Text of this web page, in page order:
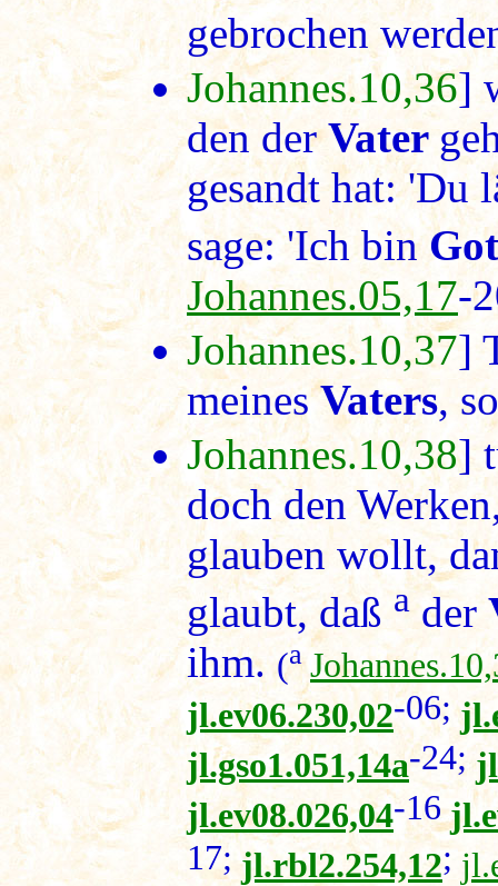
gebrochen
Johannes.10,36]
den derVater
gesandt hat: 'Du
sage: 'Ich bin
Johannes.05,17-
Johannes.10,37]
meinesVaters,
Johannes.10,38]
doch den
glauben wollt,
glaubt, daß ader
ihm.(a
jl.ev06.230,02-06;
jl.gso1.051,14a-24;
jl.ev08.026,04-16
17;jl.rbl2.254,12;